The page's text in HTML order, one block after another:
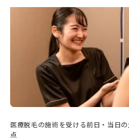
医療脱毛の施術を受ける前日・当日
点